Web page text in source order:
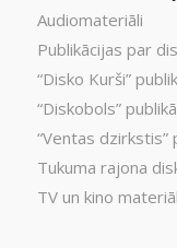
Audiomateriāli
Publikācijas par
“Disko Kurši”
“Diskobols”
“Ventas dzirkstis”
Tukuma rajona
TV un kino